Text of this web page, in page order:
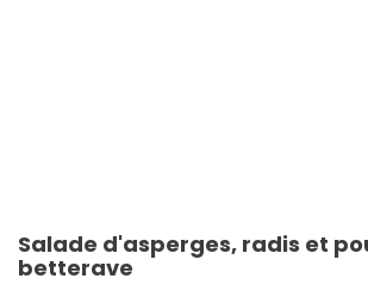
Salade d'asperges, radis et
betterave